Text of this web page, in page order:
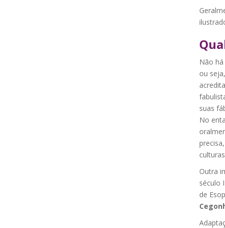
Não
ou
suas
No
Outra
século
de